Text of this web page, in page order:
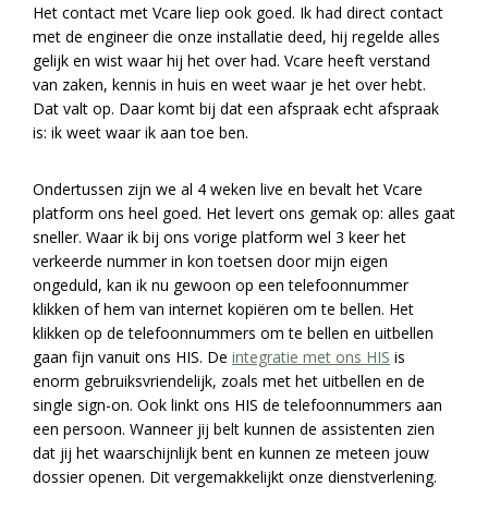
Het contact met Vcare liep ook goed. Ik had direct contact
met de engineer die onze installatie deed, hij regelde alles
gelijk en wist waar hij het over had. Vcare heeft verstand
van zaken, kennis in huis en weet waar je het over hebt.
Dat valt op. Daar komt bij dat een afspraak echt afspraak
is: ik weet waar ik aan toe ben.
Ondertussen zijn we al 4 weken live en bevalt het Vcare
platform ons heel goed. Het levert ons gemak op: alles gaat
sneller. Waar ik bij ons vorige platform wel 3 keer het
verkeerde nummer in kon toetsen door mijn eigen
ongeduld, kan ik nu gewoon op een telefoonnummer
klikken of hem van internet kopiëren om te bellen. Het
klikken op de telefoonnummers om te bellen en uitbellen
gaan fijn vanuit ons HIS. De integratie met ons HIS is
enorm gebruiksvriendelijk, zoals met het uitbellen en de
single sign-on. Ook linkt ons HIS de telefoonnummers aan
een persoon. Wanneer jij belt kunnen de assistenten zien
dat jij het waarschijnlijk bent en kunnen ze meteen jouw
dossier openen. Dit vergemakkelijkt onze dienstverlening.